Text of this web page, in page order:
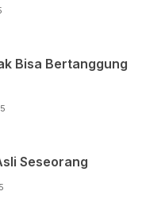
Bisa Bertanggung
Seseorang